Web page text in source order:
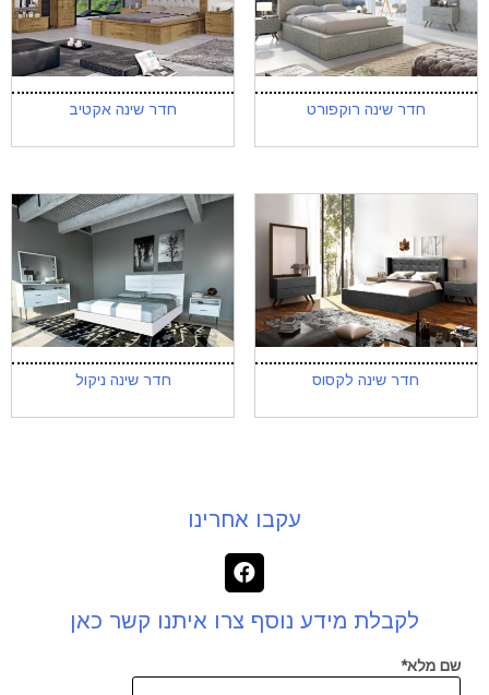
חדר שינה רוקפורט חדר שינה אקטיב
חדר שינה לקסוס חדר שינה ניקול
עקבו אחרינו
לקבלת מידע נוסף צרו איתנו קשר כאן
שם מלא*